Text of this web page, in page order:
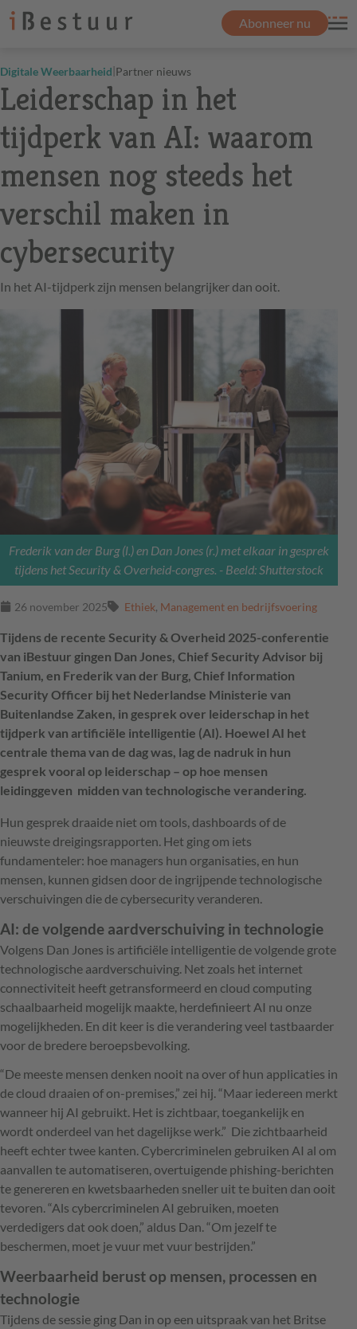
Abonneer nu
Digitale Weerbaarheid|Partner nieuws
Leiderschap in het
tijdperk van AI: waarom
mensen nog steeds het
verschil maken in
cybersecurity
In het AI-tijdperk zijn mensen belangrijker dan ooit.
Frederik van der Burg (l.) en Dan Jones (r.) met elkaar in gesprek
tijdens het Security & Overheid-congres. - Beeld: Shutterstock
26 november 2025 Ethiek, Management en bedrijfsvoering
Tijdens de recente Security & Overheid 2025-conferentie
van iBestuur gingen Dan Jones, Chief Security Advisor bij
Tanium, en Frederik van der Burg, Chief Information
Security Officer bij het Nederlandse Ministerie van
Buitenlandse Zaken, in gesprek over leiderschap in het
tijdperk van artificiële intelligentie (AI). Hoewel AI het
centrale thema van de dag was, lag de nadruk in hun
gesprek vooral op leiderschap – op hoe mensen
leidinggeven midden van technologische verandering.
Hun gesprek draaide niet om tools, dashboards of de
nieuwste dreigingsrapporten. Het ging om iets
fundamenteler: hoe managers hun organisaties, en hun
mensen, kunnen gidsen door de ingrijpende technologische
verschuivingen die de cybersecurity veranderen.
AI: de volgende aardverschuiving in technologie
Volgens Dan Jones is artificiële intelligentie de volgende grote
technologische aardverschuiving. Net zoals het internet
connectiviteit heeft getransformeerd en cloud computing
schaalbaarheid mogelijk maakte, herdefinieert AI nu onze
mogelijkheden. En dit keer is die verandering veel tastbaarder
voor de bredere beroepsbevolking.
“De meeste mensen denken nooit na over of hun applicaties in
de cloud draaien of on-premises,” zei hij. “Maar iedereen merkt
wanneer hij AI gebruikt. Het is zichtbaar, toegankelijk en
wordt onderdeel van het dagelijkse werk.” Die zichtbaarheid
heeft echter twee kanten. Cybercriminelen gebruiken AI al om
aanvallen te automatiseren, overtuigende phishing-berichten
te genereren en kwetsbaarheden sneller uit te buiten dan ooit
tevoren. “Als cybercriminelen AI gebruiken, moeten
verdedigers dat ook doen,” aldus Dan. “Om jezelf te
beschermen, moet je vuur met vuur bestrijden.”
Weerbaarheid berust op mensen, processen en
technologie
Tijdens de sessie ging Dan in op een uitspraak van het Britse